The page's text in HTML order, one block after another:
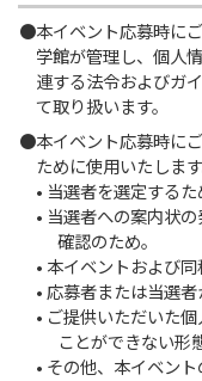
本イベント応募時に
学館が管理し、個人
連する法令およびガ
て取り扱います。
本イベント応募時に
ために使用いたします
• 当選者を選定するた
• 当選者への案内状
確認のため。
• 本イベントおよび
• 応募者または当選
• ご提供いただいた
ことができない形
• その他、本イベン